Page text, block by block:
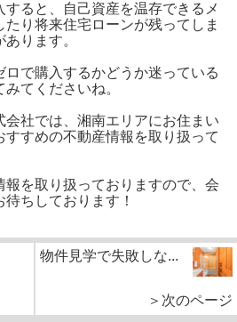
ると、自己資産を温存できるメ
たり将来住宅ローンが残ってしま
ります。
で購入するかどうか迷っている
てくださいね。
会社では、湘南エリアにお住まい
すすめの不動産情報を取り扱って
を取り扱っておりますので、会
待ちしております！
物件見学で失敗しな...
＞次のページ